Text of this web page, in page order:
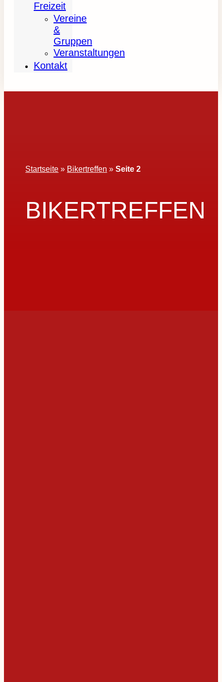
Freizeit
Vereine
&
Gruppen
Veranstaltungen
Kontakt
Startseite » Bikertreffen »Seite 2
BIKERTREFFEN